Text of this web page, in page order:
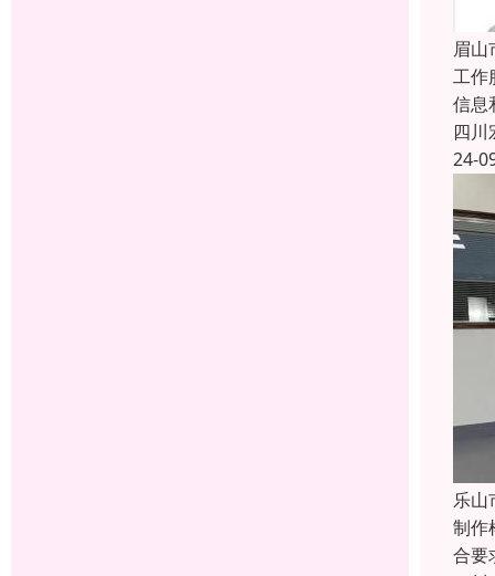
眉山
工作
信息
四川
24-
乐山
制作
合要